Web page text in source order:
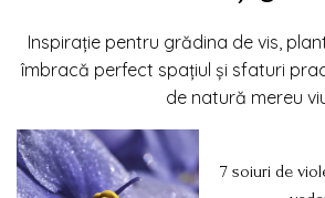
Inspirație pentru grădina de vis,
îmbracă perfect spațiul și sfaturi
de natură mereu
7 soiuri de